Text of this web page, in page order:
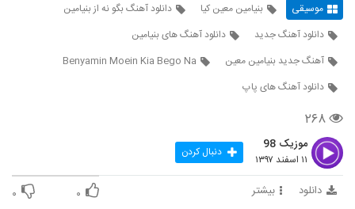
موسیقی بنیامین معین کیا
دانلود آهنگ بگو نه از بنیامین
دانلود آهنگ جدید
دانلود آهنگ های بنیامین
آهنگ جدید بنیامین معین
Benyamin Moein Kia Bego Na
دانلود آهنگ های پاپ
۲۶۸
موزیک 98
۱۱ اسفند ۱۳۹۷ دنبال کردن
دانلود بیشتر ۰ ۰